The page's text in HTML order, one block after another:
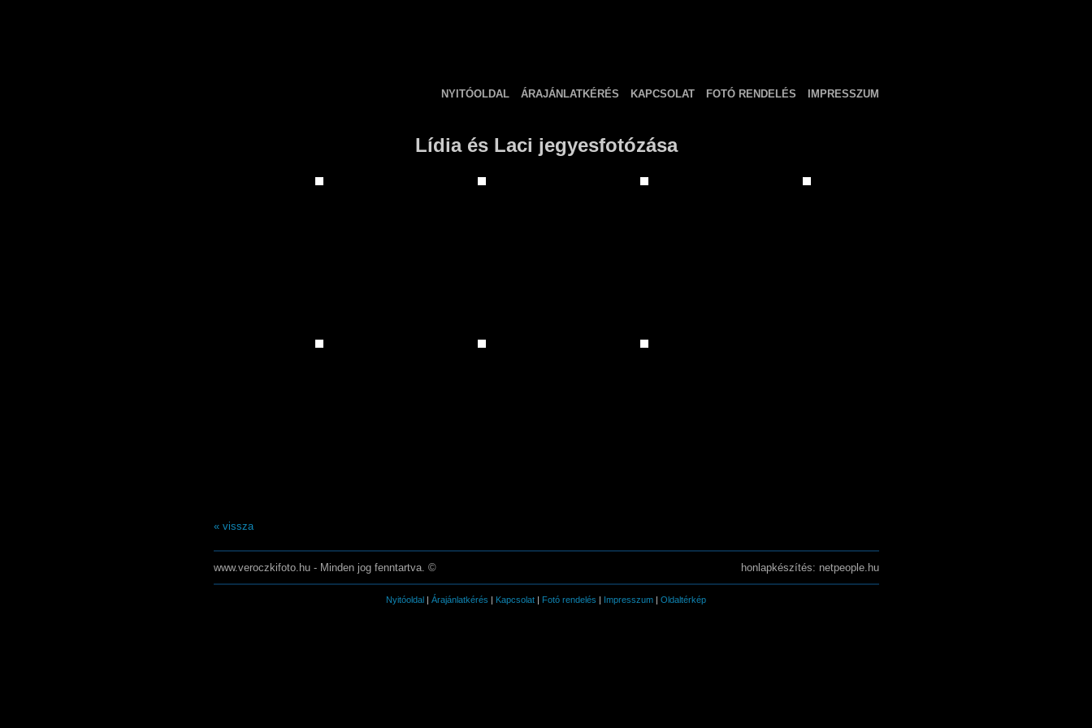
NYITÓOLDAL ÁRAJÁNLATKÉRÉS KAPCSOLAT FOTÓ RENDELÉS IMPRESSZUM
Lídia és Laci jegyesfotózása
« vissza
www.veroczkifoto.hu - Minden jog fenntartva. © honlapkészítés: netpeople.hu
Nyitóoldal | Árajánlatkérés | Kapcsolat | Fotó rendelés | Impresszum | Oldaltérkép